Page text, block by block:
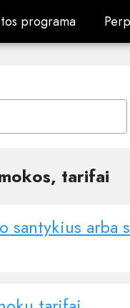
programa
programa
tarifai
santykius arba